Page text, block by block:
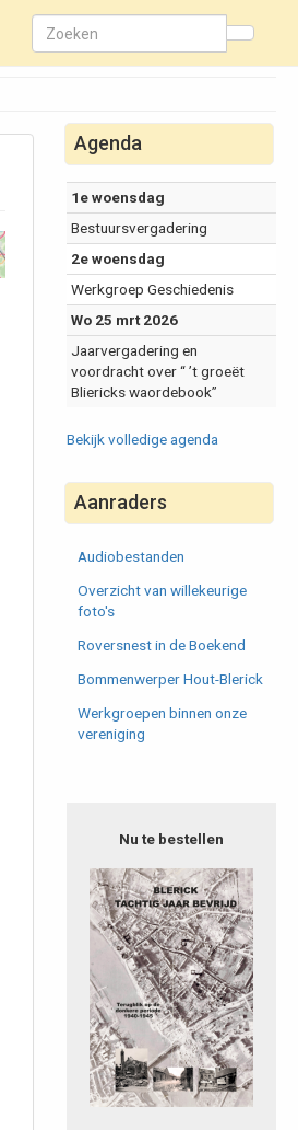
Agenda
1e woensdag
Bestuursvergadering
2e woensdag
Werkgroep Geschiedenis
Wo 25 mrt 2026
Jaarvergadering en
voordracht over “ ’t groeët
Bliericks waordebook”
Bekijk volledige agenda
Aanraders
Audiobestanden
Overzicht van willekeurige
foto's
Roversnest in de Boekend
Bommenwerper Hout-Blerick
Werkgroepen binnen onze
vereniging
Nu te bestellen